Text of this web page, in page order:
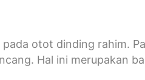
otot dinding rahim.
Hal ini merupakan